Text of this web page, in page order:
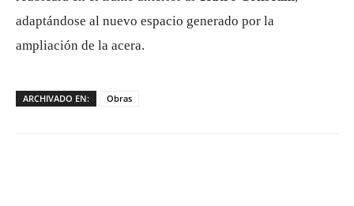
adaptándose al nuevo espacio generado por la
ampliación de la acera.
ARCHIVADO EN: Obras